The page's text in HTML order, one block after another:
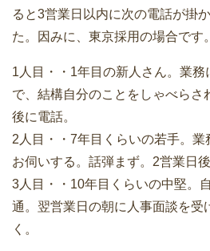
ると3営業日以内に次の電話が掛
た。因みに、東京採用の場合です。
1人目・・1年目の新人さん。業
で、結構自分のことをしゃべらさ
後に電話。
2人目・・7年目くらいの若手。
お伺いする。話弾まず。2営業日後
3人目・・10年目くらいの中堅。
通。翌営業日の朝に人事面談を受
く。